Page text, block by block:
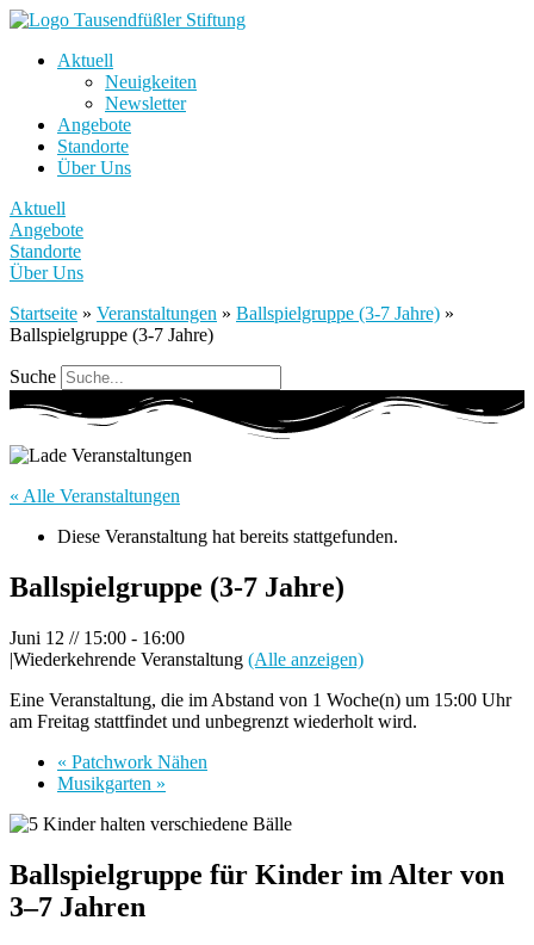
Aktuell
Neuigkeiten
Newsletter
Angebote
Standorte
Über Uns
Aktuell
Angebote
Standorte
Über Uns
Startseite » Veranstaltungen » Ballspielgruppe (3-7 Jahre) »
Ballspielgruppe (3-7 Jahre)
Suche
« Alle Veranstaltungen
Diese Veranstaltung hat bereits stattgefunden.
Ballspielgruppe (3-7 Jahre)
Juni 12 // 15:00 - 16:00
|Wiederkehrende Veranstaltung (Alle anzeigen)
Eine Veranstaltung, die im Abstand von 1 Woche(n) um 15:00 Uhr
am Freitag stattfindet und unbegrenzt wiederholt wird.
« Patchwork Nähen
Musikgarten »
Ballspielgruppe für Kinder im Alter von
3–7 Jahren